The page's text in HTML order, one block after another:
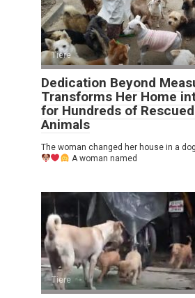
Tiere
Dedication Beyond
Transforms Her Home
for Hundreds of
Animals
The woman changed her house in a
A woman named
Tiere